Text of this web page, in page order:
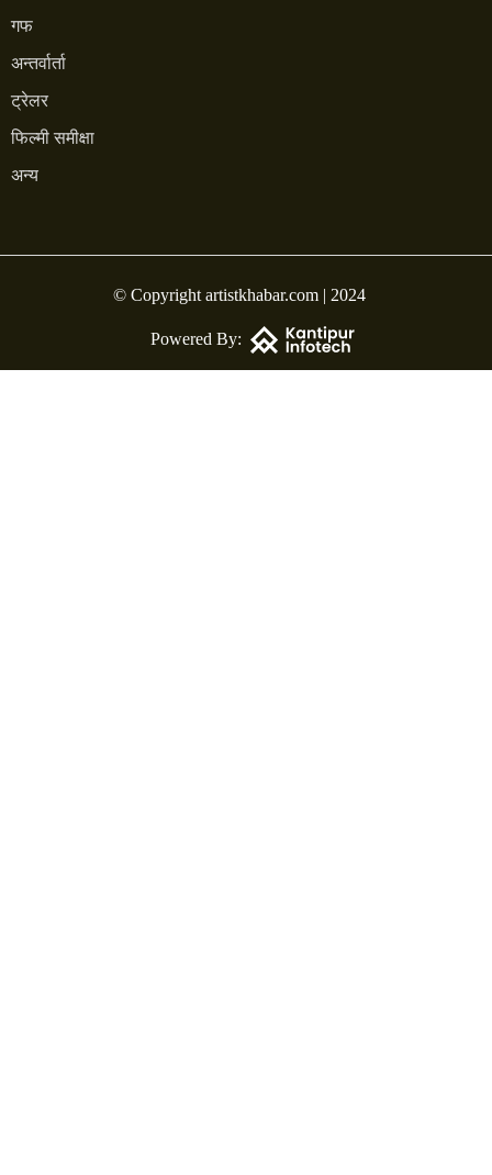
गफ
अन्तर्वार्ता
ट्रेलर
फिल्मी समीक्षा
अन्य
© Copyright artistkhabar.com | 2024
Powered By: